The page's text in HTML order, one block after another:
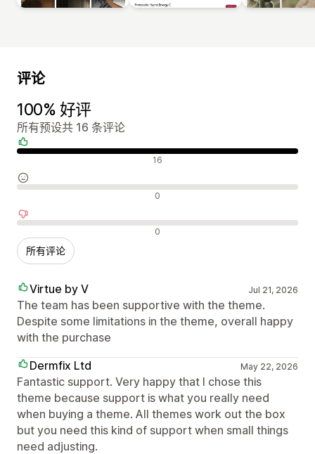
评论
100% 好评
所有预设共 16 条评论
好评 16
中评 0
差评 0
所有评论
Virtue by V Jul 21, 2026
The team has been supportive with the theme.
Despite some limitations in the theme, overall happy
with the purchase
Dermfix Ltd
May 22, 2026
Fantastic support. Very happy that I chose this
theme because support is what you really need
when buying a theme. All themes work out the box
but you need this kind of support when small things
need adjusting.